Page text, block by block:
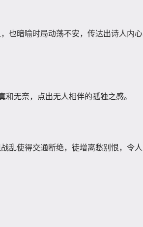
也暗喻时局动荡不安，传达出诗人内心
和无奈，点出无人相伴的孤独之感。
乱使得交通断绝，徒增离愁别恨，令人